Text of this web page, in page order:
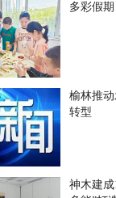
多彩假
榆林推
转型
神木建